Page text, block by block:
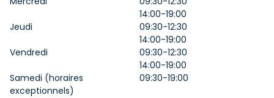
14:00-19:00
Jeudi
09:30-12:30
14:00-19:00
Vendredi
09:30-12:30
14:00-19:00
Samedi (horaires
exceptionnels)
09:30-19:00